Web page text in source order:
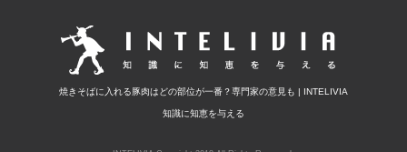
焼きそばに入れる豚肉はどの部位が一番？専門家の意見も | INTELIVIA
知識に知恵を与える